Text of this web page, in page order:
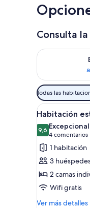
Consulta
Consulta la
Filtros
disponibles
para
las
habitaciones
Todas las
Abrir
todas
las
fotos
de
Habitación
estándar
doble
6
Habitación
9,69,6 de 10
Excepcional
4 comentarios
(4
1 habitación
3
2 camas
Wifi gratis
Ver más detalles
Más